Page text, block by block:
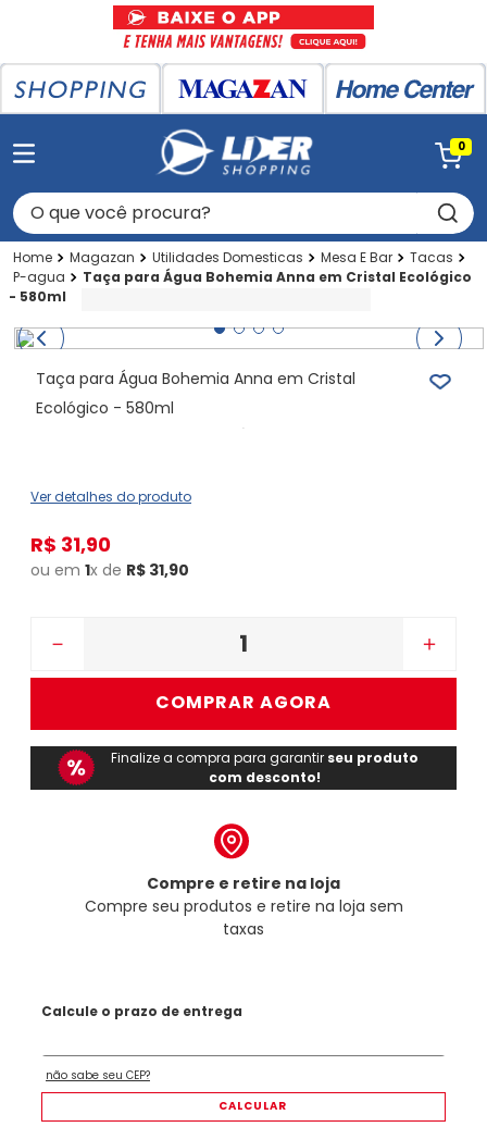
0
O que você procura?
Magazan Utilidades Domesticas Mesa E Bar
Tacas
P-agua
Taça para Água Bohemia Anna em Cristal Ecológico
- 580ml
Taça para Água Bohemia Anna em Cristal
Ecológico - 580ml
Ver detalhes do produto
R$ 31,90
ou em 1x de R$ 31,90
＋
－
COMPRAR AGORA
Finalize a compra para garantir seu produto
com desconto!
Compre e retire na loja
Compre seu produtos e retire na loja sem
taxas